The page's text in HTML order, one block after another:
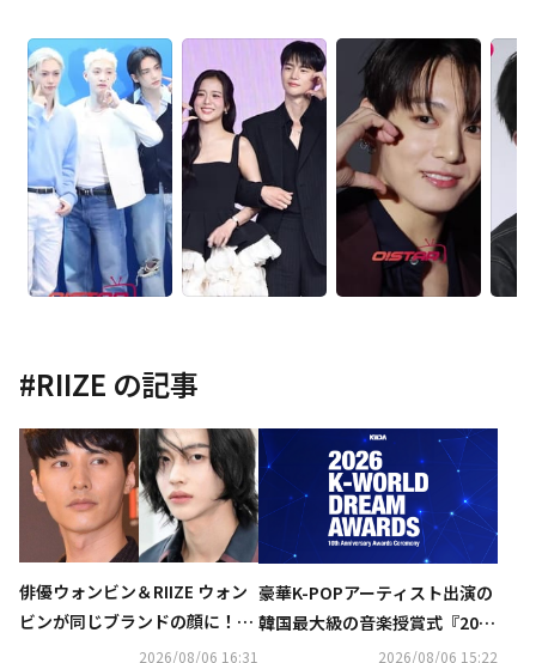
#RIIZE の記事
俳優ウォンビン＆RIIZE ウォン
ビンが同じブランドの顔に！新
CMへの期待高まる2026/08/06 16:31
豪華K-POPアーティスト出演の
韓国最大級の音楽授賞式『2026
K-WORLD DREAM AWARDS』8
2026/08/06 15:22